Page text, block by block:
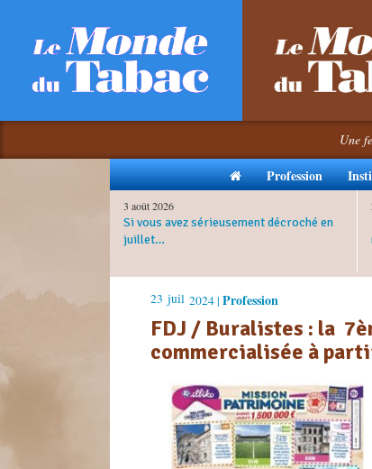
Une
Profession
3 août 2026
Si vous avez sérieusement décroché en
juillet…
23 juil 2024 | Profession
FDJ / Buralistes : la
commercialisée à